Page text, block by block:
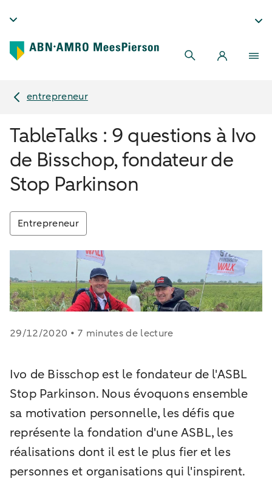
entrepreneur
TableTalks : 9 questions à Ivo
de Bisschop, fondateur de
Stop Parkinson
Entrepreneur
29/12/2020 • 7 minutes de lecture
Ivo de Bisschop est le fondateur de l'ASBL
Stop Parkinson. Nous évoquons ensemble
sa motivation personnelle, les défis que
représente la fondation d'une ASBL, les
réalisations dont il est le plus fier et les
personnes et organisations qui l'inspirent.